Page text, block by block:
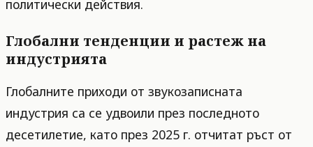
политически действия.
Глобални тенденции и растеж на
индустрията
Глобалните приходи от звукозаписната
индустрия са се удвоили през последното
десетилетие, като през 2025 г. отчитат ръст от